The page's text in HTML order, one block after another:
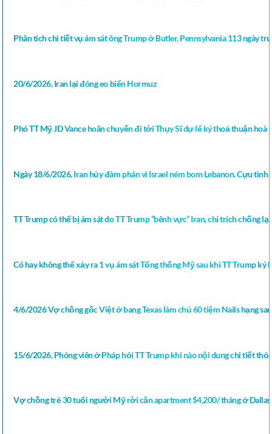
Phân tích chi tiết vụ ám sát ông Trump ở Butler, Pennsylvania 113 ngày
20/6/2026, Iran lại đóng eo biển Hormuz
Phó TT Mỹ JD Vance hoãn chuyến đi tới Thụy Sĩ dự lể ký thoả thuận
Ngày 18/6/2026, Iran hủy đàm phán vì Israel ném bom Lebanon. Cựu tình
TT Trump có thể bị ám sát do TT Trump “bênh vực” Iran, chỉ trích chống
Có hay không thể xảy ra 1 vụ ám sát Tổng thống Mỹ sau khi TT Trump ký
4/6/2026 Vợ chồng gốc Việt ở bang Texas làm chủ 60 tiệm Nails hạng
15/6/2026, Phóng viên ở Pháp hỏi TT Trump khi nào nội dung chi tiết
Vợ chồng trẻ 30 tuổi người Mỹ rời căn apartment $4,200/ tháng ở